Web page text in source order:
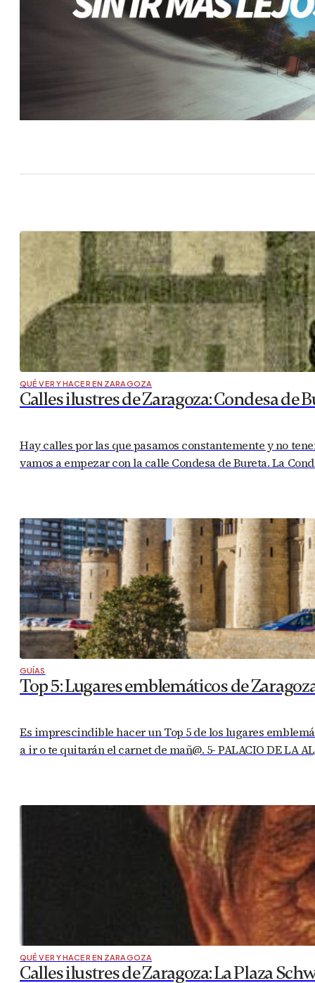
QUÉ VER Y HACER EN ZARAGOZA
Calles ilustres de Zaragoza: Condesa de
Hay calles por las que pasamos constantemente y no
vamos a empezar con la calle Condesa de Bureta. La
GUÍAS
Top 5: Lugares emblemáticos de
Es imprescindible hacer un Top 5 de los lugares
a ir o te quitarán el carnet de mañ@. 5- PALACIO DE LA
QUÉ VER Y HACER EN ZARAGOZA
Calles ilustres de Zaragoza: La Plaza